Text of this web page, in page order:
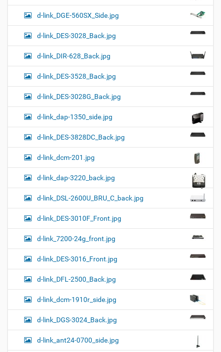
d-link_DGE-560SX_Side.jpg
d-link_DES-3028_Back.jpg
d-link_DIR-628_Back.jpg
d-link_DES-3528_Back.jpg
d-link_DES-3028G_Back.jpg
d-link_dap-1350_side.jpg
d-link_DES-3828DC_Back.jpg
d-link_dcm-201.jpg
d-link_dap-3220_back.jpg
d-link_DSL-2600U_BRU_C_back.jpg
d-link_DES-3010F_Front.jpg
d-link_7200-24g_front.jpg
d-link_DES-3016_Front.jpg
d-link_DFL-2500_Back.jpg
d-link_dcm-1910r_side.jpg
d-link_DGS-3024_Back.jpg
d-link_ant24-0700_side.jpg